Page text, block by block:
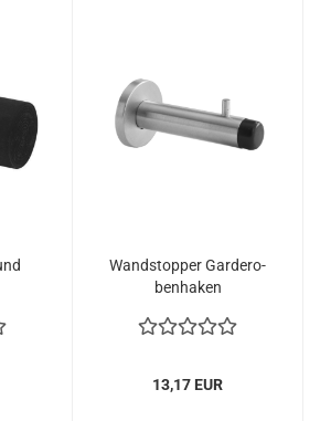
Wand­stop­per Gar­de­ro­
ben­ha­ken
13,17 EUR